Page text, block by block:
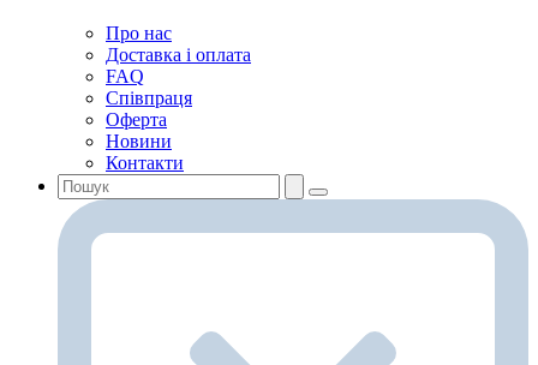
Про нас
Доставка і оплата
FAQ
Співпраця
Оферта
Новини
Контакти